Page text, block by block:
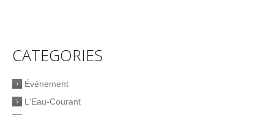
CATEGORIES
Événement
L'Eau-Courant